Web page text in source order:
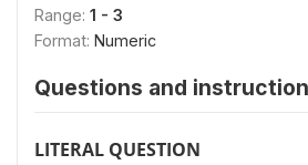
Range: 1 - 3
Format: Numeric
Questions and
LITERAL QUESTION